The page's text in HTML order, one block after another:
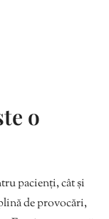
o
pacienți, cât și
de provocări,